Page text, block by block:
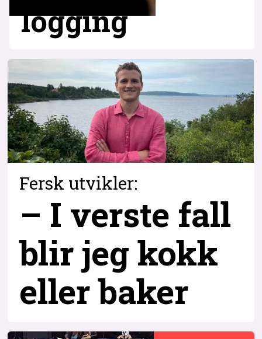
logging
Fersk utvikler:
– I verste fall
blir jeg kokk
eller baker